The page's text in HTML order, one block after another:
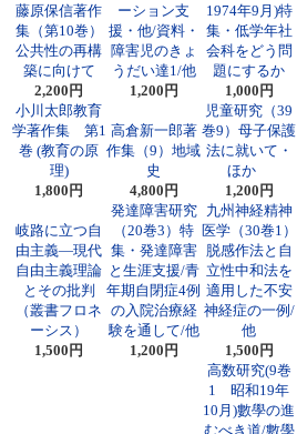
藤原保信著作
集（第10巻）
公共性の再構
築に向けて
2,200円
ーション支
援・他/資料・
障害児のきょ
うだい達1/他
1,200円
1974年9月)特
集・低学年社
会科をどう問
題にするか
1,000円
小川太郎教育
学著作集 第1
巻 (教育の原
理)
1,800円
高倉新一郎著
作集（9）地域
史
4,800円
児童研究（39
巻9）母子保護
法に就いて・
ほか
1,200円
岐路に立つ自
由主義―現代
自由主義理論
とその批判
（叢書フロネ
ーシス）
1,500円
発達障害研究
（20巻3）特
集・発達障害
と生涯支援/青
年期自閉症4例
の入院治療経
験を通して/他
1,200円
九州神経精神
医学（30巻1）
脱感作法と自
立性中和法を
適用した不安
神経症の一例/
他
1,500円
高数研究(9巻
1 昭和19年
10月)數學の進
むべき道/數學